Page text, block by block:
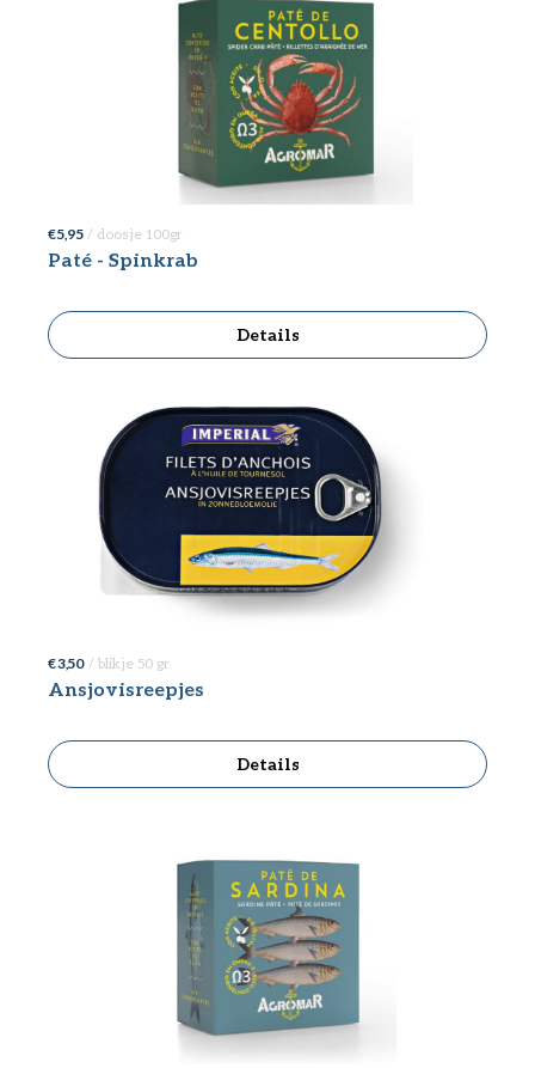
€ 5,95 / doosje 100gr
Paté - Spinkrab
Details
€ 3,50 / blikje 50 gr
Ansjovisreepjes
Details